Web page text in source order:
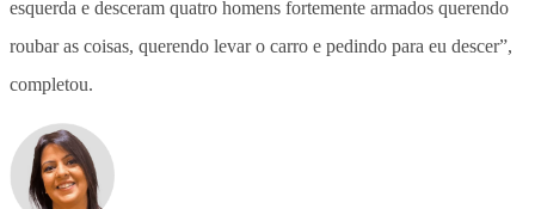
esquerda e desceram quatro homens fortemente armados querendo
roubar as coisas, querendo levar o carro e pedindo para eu descer”,
completou.